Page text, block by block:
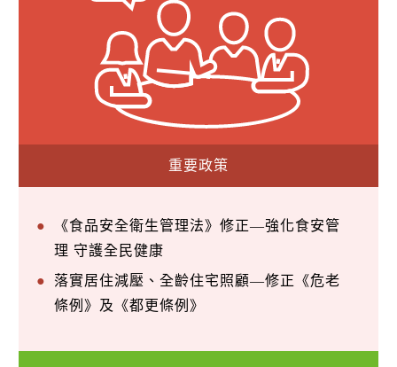
重要政策
《食品安全衛生管理法》修正—強化食安管
理 守護全民健康
落實居住減壓、全齡住宅照顧—修正《危老
條例》及《都更條例》